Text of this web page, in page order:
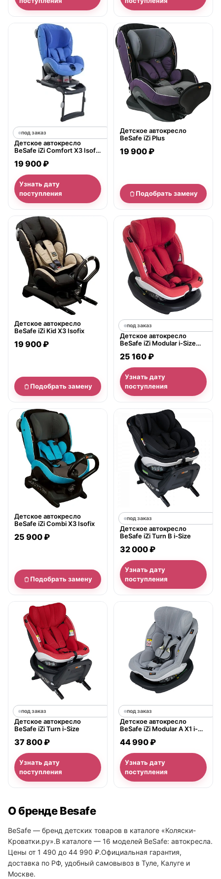
под заказ
Детское автокресло
BeSafe iZi Comfort X3 Isofix
ИксТри Изофикс)
19 900 ₽
Узнать дату
поступления
нет в продаже
Детское автокресло
BeSafe iZi Plus
19 900 ₽
Подобрать замену
нет в продаже
Детское автокресло
BeSafe iZi Kid X3 Isofix
19 900 ₽
Подобрать замену
под заказ
Детское автокресло
BeSafe iZi Modular i-Size
Айсайз)
25 160 ₽
Узнать дату
поступления
нет в продаже
Детское автокресло
BeSafe iZi Combi X3 Isofix
25 900 ₽
Подобрать замену
под заказ
Детское автокресло
BeSafe iZi Turn B i-Size
32 000 ₽
Узнать дату
поступления
под заказ
Детское автокресло
BeSafe iZi Turn i-Size
37 800 ₽
Узнать дату
поступления
под заказ
Детское автокресло
BeSafe iZi Modular A X1 i-
44 990 ₽
Узнать дату
поступления
О бренде Besafe
BeSafe — бренд детских товаров в каталоге «Коляски-
Кроватки.ру».В каталоге — 16 моделей BeSafe: автокресла.
Цены от 1 490 до 44 990 ₽.Официальная гарантия,
доставка по РФ, удобный самовывоз в Туле, Калуге и
Москве.